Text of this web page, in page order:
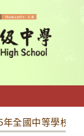
全國中等學校